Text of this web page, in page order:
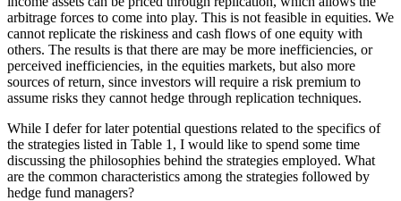
arbitrage forces to come into play. This is not feasible in equities. We
cannot replicate the riskiness and cash flows of one equity with
others. The results is that there are may be more inefficiencies, or
perceived inefficiencies, in the equities markets, but also more
sources of return, since investors will require a risk premium to
assume risks they cannot hedge through replication techniques.
While I defer for later potential questions related to the specifics of
the strategies listed in Table 1, I would like to spend some time
discussing the philosophies behind the strategies employed. What
are the common characteristics among the strategies followed by
hedge fund managers?